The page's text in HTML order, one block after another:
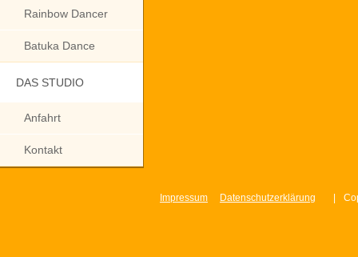
Rainbow Dancer
Batuka Dance
DAS STUDIO
Anfahrt
Kontakt
Impressum Datenschutzerklärung